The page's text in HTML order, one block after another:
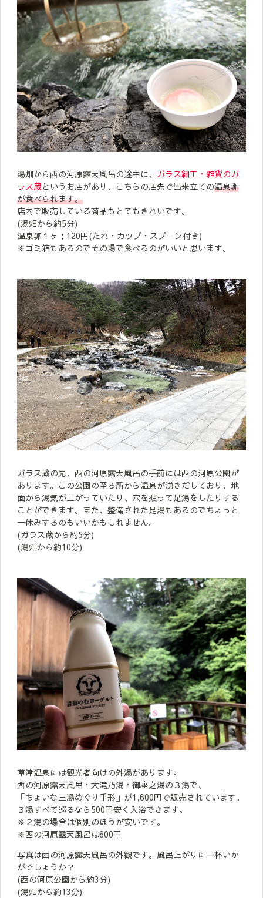
湯畑から西の河原露天風呂の途中に、 ガラス細工・雑貨のガ
ラス蔵というお店があり、こちらの店先で出来立ての温泉卵
が食べられます。
店内で販売している商品もとてもきれいです。
(湯畑から約5分)
温泉卵１ヶ：120円(たれ・カップ・スプーン付き)
※ゴミ箱もあるのでその場で食べるのがいいと思います。
ガラス蔵の先、西の河原露天風呂の手前には西の河原公園が
あります。この公園の至る所から温泉が湧きだしており、地
面から湯気が上がっていたり、穴を掘って足湯をしたりする
ことができます。また、整備された足湯もあるのでちょっと
一休みするのもいいかもしれません。
(ガラス蔵から約5分)
(湯畑から約10分)
草津温泉には観光者向けの外湯があります。
西の河原露天風呂・大滝乃湯・御座之湯の３湯で、
「ちょいな三湯めぐり手形」が1,600円で販売されています。
３湯すべて巡るなら500円安く入浴できます。
※２湯の場合は個別のほうが安いです。
※西の河原露天風呂は600円
写真は西の河原露天風呂の外観です。風呂上がりに一杯いか
がでしょうか？
(西の河原公園から約3分)
(湯畑から約13分)